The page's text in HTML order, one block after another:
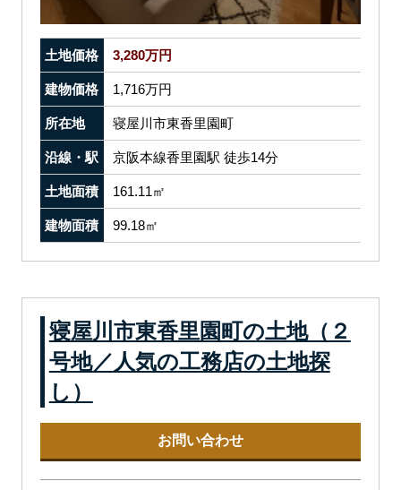
土地価格 3,280万円
建物価格 1,716万円
所在地 寝屋川市東香里園町
沿線・駅 京阪本線香里園駅 徒歩14分
土地面積 161.11㎡
建物面積 99.18㎡
寝屋川市東香里園町の土地（２
号地／人気の工務店の土地探
し）
お問い合わせ